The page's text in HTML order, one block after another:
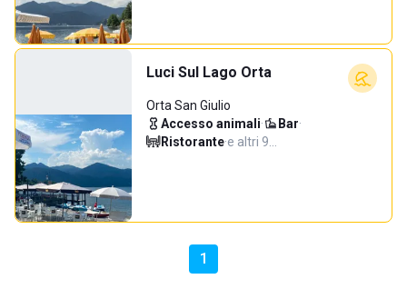
Luci Sul Lago Orta
Orta San Giulio
Accesso animali· Bar·
Ristorante·e altri 9…
1